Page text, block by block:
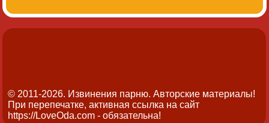
© 2011-2026. Извинения парню.Авторские материалы!
При перепечатке, активная ссылка на сайт
https://LoveOda.com - обязательна!